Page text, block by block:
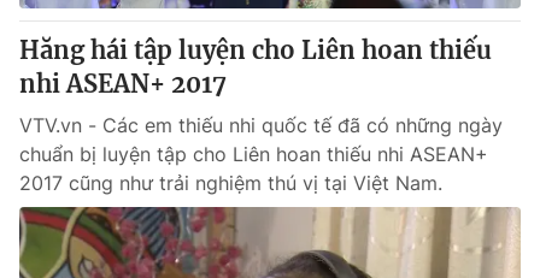
Hăng hái tập luyện cho Liên hoan thiếu
nhi ASEAN+ 2017
VTV.vn - Các em thiếu nhi quốc tế đã có những ngày
chuẩn bị luyện tập cho Liên hoan thiếu nhi ASEAN+
2017 cũng như trải nghiệm thú vị tại Việt Nam.